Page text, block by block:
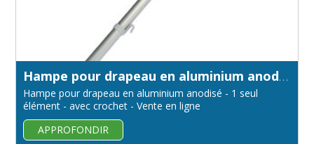
Hampe pour drapeau en aluminium anodisé - diamètre 32 mm
Hampe pour drapeau en aluminium anodisé - 1 seul
élément - avec crochet - Vente en ligne
APPROFONDIR